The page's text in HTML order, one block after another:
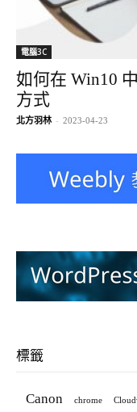
電腦3C
如何在 Win10
方式
北方羽林 - 2023-04-23
標籤
Canon chrome